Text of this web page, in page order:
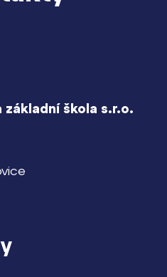
základní škola s.r.o.